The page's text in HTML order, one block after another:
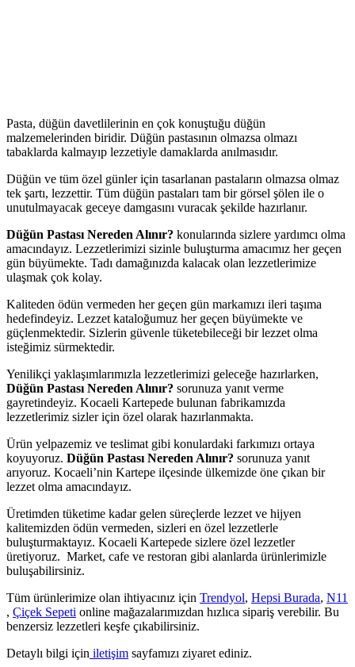
Pasta, düğün davetlilerinin en çok konuştuğu düğün
malzemelerinden biridir. Düğün pastasının olmazsa olmazı
tabaklarda kalmayıp lezzetiyle damaklarda anılmasıdır.
Düğün ve tüm özel günler için tasarlanan pastaların olmazsa olmaz
tek şartı, lezzettir. Tüm düğün pastaları tam bir görsel şölen ile o
unutulmayacak geceye damgasını vuracak şekilde hazırlanır.
Düğün Pastası Nereden Alınır? konularında sizlere yardımcı olma
amacındayız. Lezzetlerimizi sizinle buluşturma amacımız her geçen
gün büyümekte. Tadı damağınızda kalacak olan lezzetlerimize
ulaşmak çok kolay.
Kaliteden ödün vermeden her geçen gün markamızı ileri taşıma
hedefindeyiz. Lezzet kataloğumuz her geçen büyümekte ve
güçlenmektedir. Sizlerin güvenle tüketebileceği bir lezzet olma
isteğimiz sürmektedir.
Yenilikçi yaklaşımlarımızla lezzetlerimizi geleceğe hazırlarken,
Düğün Pastası Nereden Alınır? sorunuza yanıt verme
gayretindeyiz. Kocaeli Kartepede bulunan fabrikamızda
lezzetlerimiz sizler için özel olarak hazırlanmakta.
Ürün yelpazemiz ve teslimat gibi konulardaki farkımızı ortaya
koyuyoruz. Düğün Pastası Nereden Alınır? sorunuza yanıt
arıyoruz. Kocaeli’nin Kartepe ilçesinde ülkemizde öne çıkan bir
lezzet olma amacındayız.
Üretimden tüketime kadar gelen süreçlerde lezzet ve hijyen
kalitemizden ödün vermeden, sizleri en özel lezzetlerle
buluşturmaktayız. Kocaeli Kartepede sizlere özel lezzetler
üretiyoruz. Market, cafe ve restoran gibi alanlarda ürünlerimizle
buluşabilirsiniz.
Tüm ürünlerimize olan ihtiyacınız için Trendyol, Hepsi Burada, N11
, Çiçek Sepeti online mağazalarımızdan hızlıca sipariş verebilir. Bu
benzersiz lezzetleri keşfe çıkabilirsiniz.
Detaylı bilgi için iletişim sayfamızı ziyaret ediniz.